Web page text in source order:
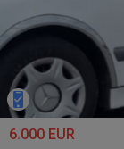
6.000 EUR